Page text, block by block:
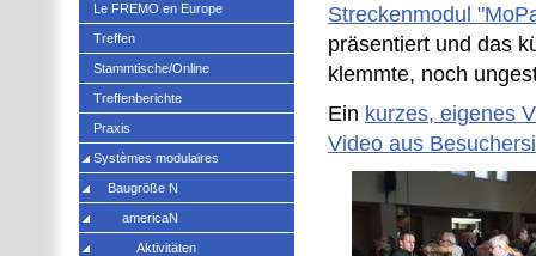
Streckenmodul
präsentiert und das
klemmte, noch
Ein kurzes, eigenes
Video aus
Le FREMO en Europe
Treffen
Stammtische/Online
Treffenberichte
Praxis
Systèmes modulaires
Baugröße N
americaN
Aktivitäten